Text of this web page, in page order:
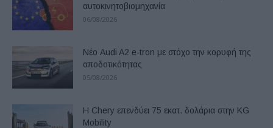
αυτοκινητοβιομηχανία
06/08/2026
Νέο Audi A2 e-tron με στόχο την κορυφή της
αποδοτικότητας
05/08/2026
Η Chery επενδύει 75 εκατ. δολάρια στην KG
Mobility